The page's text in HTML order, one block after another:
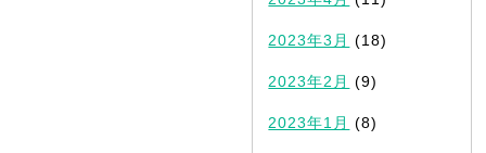
2023年3月 (18)
2023年2月 (9)
2023年1月 (8)